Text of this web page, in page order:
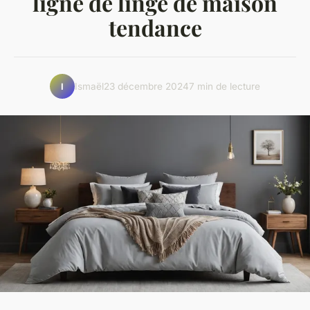
tendance
I Ismaël23 décembre 20247 min de lecture